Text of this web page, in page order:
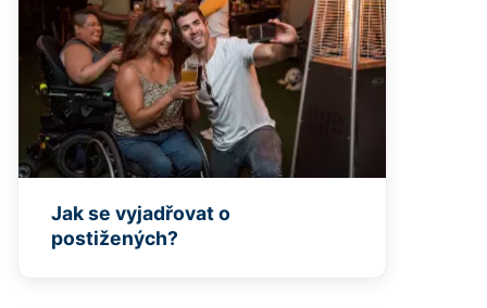
Jak se vyjadřovat o
postižených?